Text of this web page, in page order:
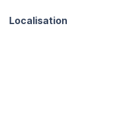
Localisation